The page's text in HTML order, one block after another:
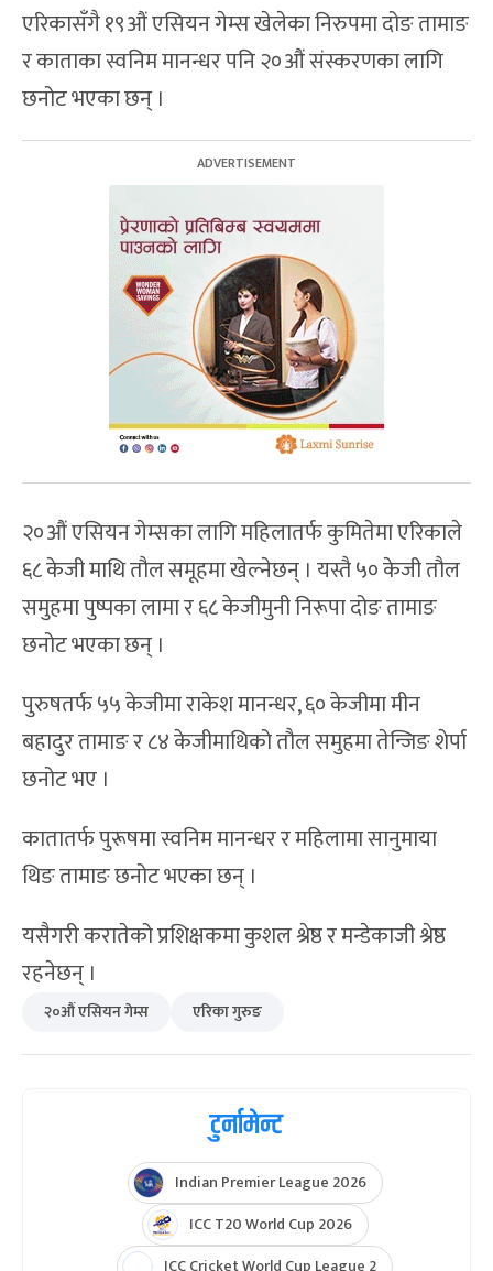
एरिकासँगै १९औं एसियन गेम्स खेलेका निरुपमा दोङ तामाङ
र काताका स्वनिम मानन्धर पनि २०औं संस्करणका लागि
छनोट भएका छन् ।
२०औं एसियन गेम्सका लागि महिलातर्फ कुमितेमा एरिकाले
६८ केजी माथि तौल समूहमा खेल्नेछन् । यस्तै ५० केजी तौल
समुहमा पुष्पका लामा र ६८ केजीमुनी निरूपा दोङ तामाङ
छनोट भएका छन् ।
पुरुषतर्फ ५५ केजीमा राकेश मानन्धर, ६० केजीमा मीन
बहादुर तामाङ र ८४ केजीमाथिको तौल समुहमा तेन्जिङ शेर्पा
छनोट भए ।
कातातर्फ पुरूषमा स्वनिम मानन्धर र महिलामा सानुमाया
थिङ तामाङ छनोट भएका छन् ।‌
यसैगरी करातेको प्रशिक्षकमा कुशल श्रेष्ठ र मन्डेकाजी श्रेष्ठ
रहनेछन् ।
२०औं एसियन गेम्स एरिका गुरुङ
टुर्नामेन्ट
Indian Premier League 2026
ICC T20 World Cup 2026